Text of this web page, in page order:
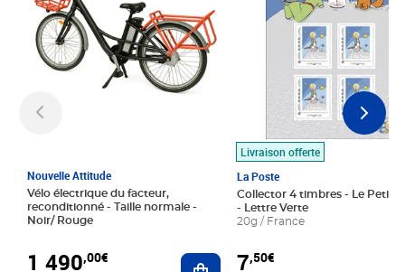
Nouvelle Attitude
Vélo électrique du facteur,
reconditionné - Taille normale -
Noir/ Rouge
1 490,00€ Ajouter au panier
Livraison offerte
La Poste
Collector 4 timbres - Le Petit
- Lettre Verte
20g / France
7,50€